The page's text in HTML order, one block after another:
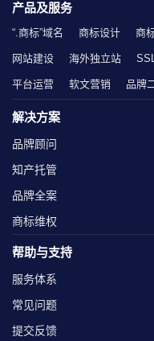
产品及服务
“.商标”域名 商标设计 商
网站建设 海外独立站
平台运营 软文营销 品牌
解决方案
品牌顾问
知产托管
品牌全案
商标维权
帮助与支持
服务体系
常见问题
提交反馈